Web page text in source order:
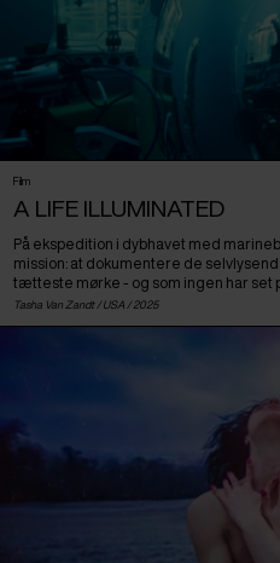
Film
A LIFE ILLUMINATED
På ekspedition i dybhavet med
mission: at dokumentere de
tætteste mørke - og som ingen har set
Tasha Van Zandt / USA / 2025